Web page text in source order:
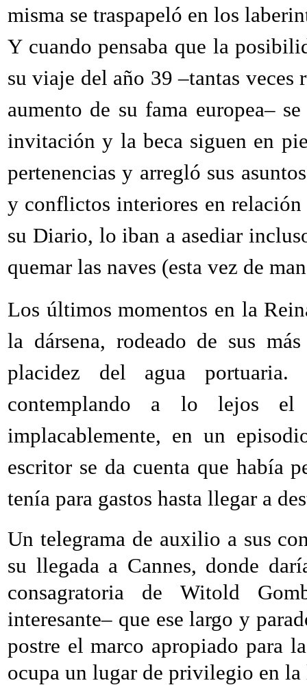
misma se traspapeló en los
Y cuando pensaba que la
su viaje del año 39 –tantas veces
aumento de su fama europea–
invitación y la beca siguen en
pertenencias y arregló sus
y conflictos interiores en
su Diario, lo iban a asediar
quemar las naves (esta vez de
Los últimos momentos en la
la dársena, rodeado de sus
placidez del agua
contemplando a lo lejos el
implacablemente, en un
escritor se da cuenta que había
tenía para gastos hasta llegar a
Un telegrama de auxilio a sus
su llegada a Cannes, donde
consagratoria de Witold
interesante– que ese largo y
postre el marco apropiado para
ocupa un lugar de privilegio en